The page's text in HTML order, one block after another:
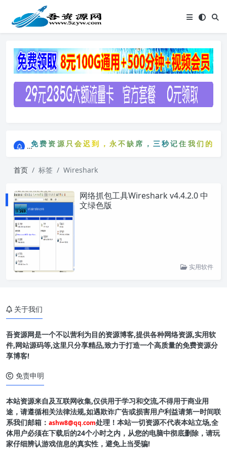
免费资源只会迟到，永不缺席，三秒记住我们的
免费资源只会迟到，永不缺席，三秒记住我
首页 标签 Wireshark
网络抓包工具Wireshark v4.4.2.0 中
文绿色版
实用软件
关于我们
吾资源网是一个不以营利为目的资源博客,提供各种网络资源,实用软
件,网站源码等,这里只分享精品,致力于打造一个高质量的免费资源分
享博客!
免责申明
本站资源来自及互联网收集,仅供用于学习和交流,不得用于商业用
途，请遵循相关法律法规,如遇欺诈广告或损害用户利益请第一时间联
系我们邮箱： ashw8@qq.com处理！本站一切资源不代表本站立场,全
体用户必须在下载后的24个小时之内，从您的电脑中彻底删除，请玩
家仔细辨认游戏信息的真实性，避免上当受骗!